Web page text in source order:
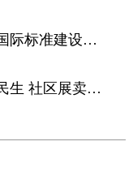
【中国质量新闻网】中药国际标准建设实现新突破 同仁堂推动半夏曲载...
【北京日报】喜迎双节惠民生 社区展卖暖民心 同仁堂牵头党建联建进...